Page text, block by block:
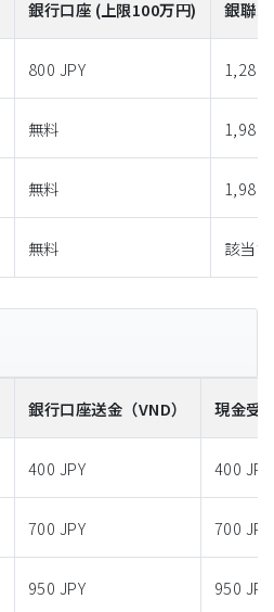
銀行口座 (上限100万円) 銀聯
800 JPY 1,280
無料 1,980
無料 1,980
無料 該当
銀行口座送金 （VND） 現金受
400 JPY 400 JPY
700 JPY 700 JPY
950 JPY 950 JPY